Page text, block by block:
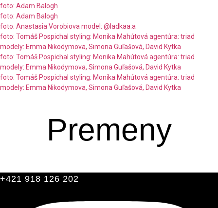
foto: Adam Balogh
foto: Adam Balogh
foto: Anastasia Vorobiova model: @ladkaa.a
foto: Tomáš Pospichal styling: Monika Mahútová agentúra: triad
modely: Emma Nikodymova, Simona Guľašová, David Kytka
foto: Tomáš Pospichal styling: Monika Mahútová agentúra: triad
modely: Emma Nikodymova, Simona Guľašová, David Kytka
foto: Tomáš Pospichal styling: Monika Mahútová agentúra: triad
modely: Emma Nikodymova, Simona Guľašová, David Kytka
Premeny
+421 918 126 202